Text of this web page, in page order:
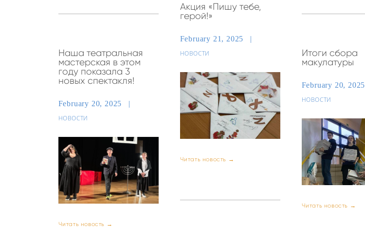
Акция «Пишу тебе,
герой!»
February 21, 2025
НОВОСТИ
Читать новость →
Наша театральная
мастерская в этом
году показала 3
новых спектакля!
February 20, 2025
НОВОСТИ
Читать новость →
Итоги сбора
макулатуры
February 20, 2025
НОВОСТИ
Читать новость →